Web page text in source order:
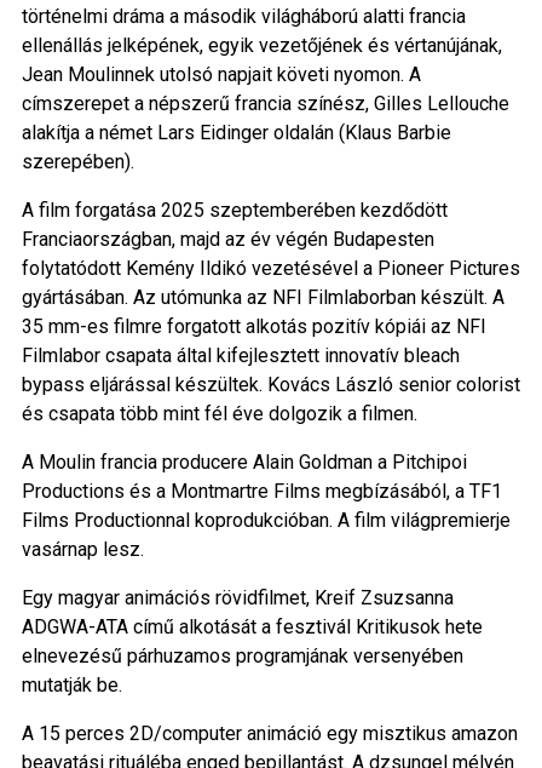
történelmi dráma a második világháború alatti francia
ellenállás jelképének, egyik vezetőjének és vértanújának,
Jean Moulinnek utolsó napjait követi nyomon. A
címszerepet a népszerű francia színész, Gilles Lellouche
alakítja a német Lars Eidinger oldalán (Klaus Barbie
szerepében).
A film forgatása 2025 szeptemberében kezdődött
Franciaországban, majd az év végén Budapesten
folytatódott Kemény Ildikó vezetésével a Pioneer Pictures
gyártásában. Az utómunka az NFI Filmlaborban készült. A
35 mm-es filmre forgatott alkotás pozitív kópiái az NFI
Filmlabor csapata által kifejlesztett innovatív bleach
bypass eljárással készültek. Kovács László senior colorist
és csapata több mint fél éve dolgozik a filmen.
A Moulin francia producere Alain Goldman a Pitchipoi
Productions és a Montmartre Films megbízásából, a TF1
Films Productionnal koprodukcióban. A film világpremierje
vasárnap lesz.
Egy magyar animációs rövidfilmet, Kreif Zsuzsanna
ADGWA-ATA című alkotását a fesztivál Kritikusok hete
elnevezésű párhuzamos programjának versenyében
mutatják be.
A 15 perces 2D/computer animáció egy misztikus amazon
beavatási rituáléba enged bepillantást. A dzsungel mélyén